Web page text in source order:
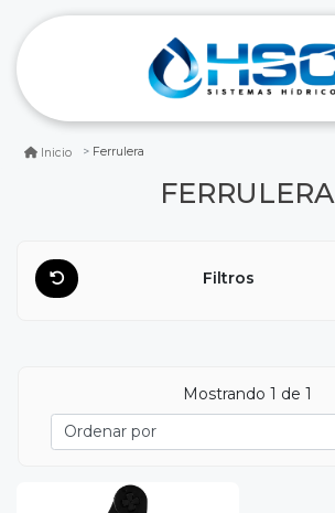
Inicio Ferrulera
FERRULERA
Filtros
Mostrando 1 de 1